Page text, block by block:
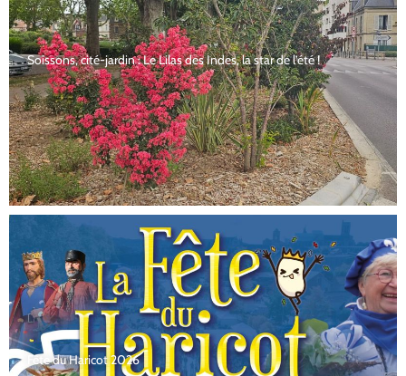
Soissons, cité-jardin : Le Lilas des Indes, la star de l’été !
Fête du Haricot 2026